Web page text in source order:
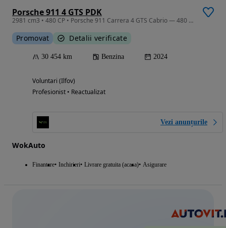
Porsche 911 4 GTS PDK
2981 cm3 • 480 CP • Porsche 911 Carrera 4 GTS Cabrio — 480 CP | Sport Chrono | Exhaust
Promovat Detalii verificate
30 454 km Benzina 2024
Voluntari (Ilfov)
Profesionist • Reactualizat
Vezi anunțurile
WokAuto
Finantare Inchirieri Livrare gratuita (acasa) Asigurare